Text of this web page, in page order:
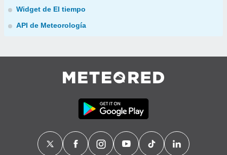
Widget de El tiempo
API de Meteorología